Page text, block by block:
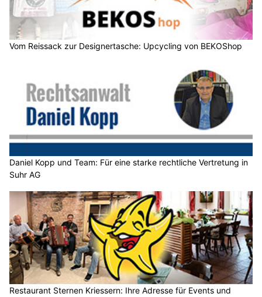
Vom Reissack zur Designertasche: Upcycling von BEKOShop
Daniel Kopp und Team: Für eine starke rechtliche Vertretung in
Suhr AG
Restaurant Sternen Kriessern: Ihre Adresse für Events und